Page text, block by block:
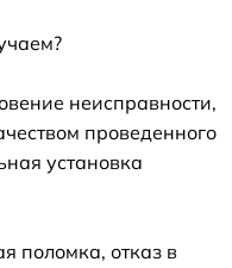
неисправности,
проведенного
установка
поломка, отказ в